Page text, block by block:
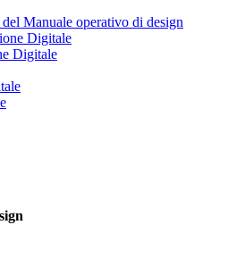
Manuale operativo di design
Digitale